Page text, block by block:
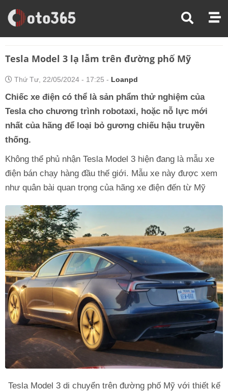
Trang Chủ
Tin Xe
Tesla Model 3 lạ lẫm trên đường phố Mỹ
Thứ Tư, 22/05/2024 - 17:25 - Loanpd
Chiếc xe điện có thể là sản phẩm thử nghiệm của
Tesla cho chương trình robotaxi, hoặc nỗ lực mới
nhất của hãng để loại bỏ gương chiếu hậu truyền
thống.
Không thể phủ nhận Tesla Model 3 hiện đang là mẫu xe
điện bán chạy hàng đầu thế giới. Mẫu xe này được xem
như quân bài quan trọng của hãng xe điện đến từ Mỹ
Tesla Model 3 di chuyển trên đường phố Mỹ với thiết kế